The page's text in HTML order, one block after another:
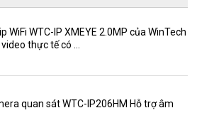
WiFi WTC-IP XMEYE 2.0MP của WinTech
thực tế có ...
quan sát WTC-IP206HM Hỗ trợ âm